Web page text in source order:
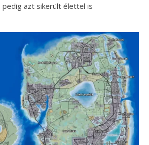
azt sikerült élettel is